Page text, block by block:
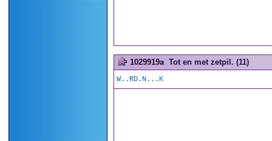
1029919a Tot en met zetpil. (11)
W..RD.N...K